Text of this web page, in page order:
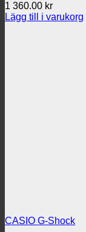
1 360.00 kr
Lägg till i varukorg
CASIO G-Shock